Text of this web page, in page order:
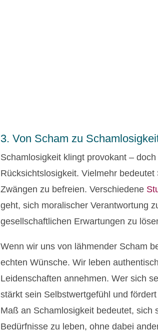
3. Von Scham zu
Schamlosigkeit klingt provokant –
Rücksichtslosigkeit. Vielmehr
Zwängen zu befreien. Verschiedene
geht, sich moralischer Verantwortung
gesellschaftlichen Erwartungen zu
Wenn wir uns von lähmender Scham
echten Wünsche. Wir leben
Leidenschaften annehmen. Wer sich
stärkt sein Selbstwertgefühl und
Maß an Schamlosigkeit bedeutet, sich
Bedürfnisse zu leben, ohne dabei